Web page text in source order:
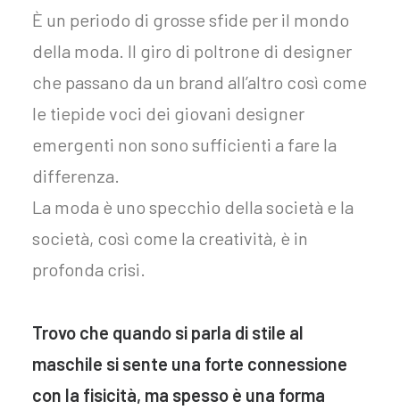
È un periodo di grosse sfide per il mondo
della moda. Il giro di poltrone di designer
che passano da un brand all’altro così come
le tiepide voci dei giovani designer
emergenti non sono sufficienti a fare la
differenza.
La moda è uno specchio della società e la
società, così come la creatività, è in
profonda crisi.
Trovo che quando si parla di stile al
maschile si sente una forte connessione
con la fisicità, ma spesso è una forma